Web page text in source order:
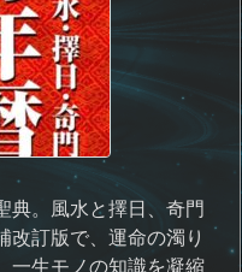
典。風水と擇日、奇門
改訂版で、運命の濁り
一生モノの知識を凝縮